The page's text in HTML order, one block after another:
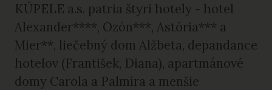
KÚPELE a.s. patria štyri hotely - hotel
Alexander****, Ozón***, Astória*** a
Mier**, liečebný dom Alžbeta, depandance
hotelov (František, Diana), apartmánové
domy Carola a Palmíra a menšie